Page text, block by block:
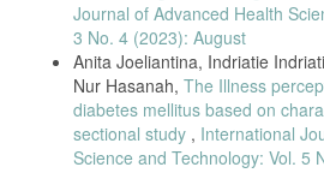
10.31632/ijalsr.2021.v04i04.002.
S. Notoatmodjo, Metodologi Penelitian
2018.
Suwari, H. Z. Kotta, and P. Bhuja,
Assessment of Nitrogen Dioxide
Kupang City,” Int. J. Res. -
258, 2020, doi: 10.29121/
Journal of Advanced Health
3 No. 4 (2023): August
Anita Joeliantina, Indriatie
Nur Hasanah, The Illness
diabetes mellitus based on
sectional study , International
Science and Technology: Vol. 5